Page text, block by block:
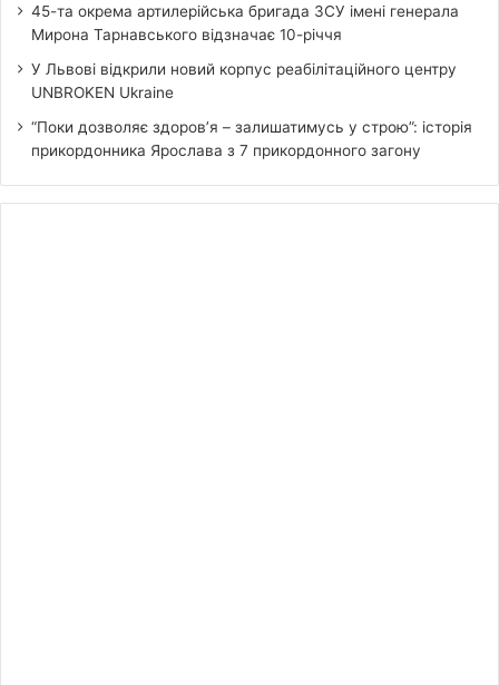
45-та окрема артилерійська бригада ЗСУ імені генерала
Мирона Тарнавського відзначає 10-річчя
У Львові відкрили новий корпус реабілітаційного центру
UNBROKEN Ukraine
“Поки дозволяє здоров’я – залишатимусь у строю”: історія
прикордонника Ярослава з 7 прикордонного загону